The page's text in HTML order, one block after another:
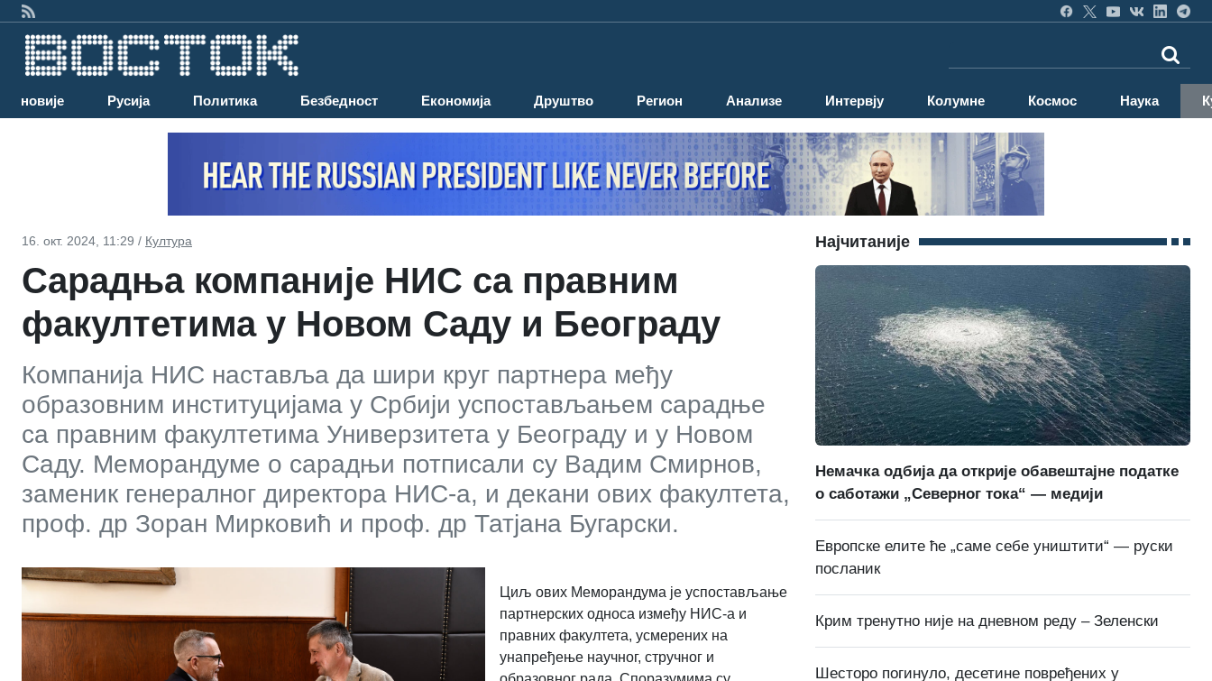
Најновије Русија Политика Безбедност Економија Друштво Регион Анализе Интервју Колумне Космос Наука
16. окт. 2024, 11:29 / Култура
Сарадња компаније НИС са правним
факултетима у Новом Саду и Београду
Компанија НИС наставља да шири круг партнера међу
образовним институцијама у Србији успостављањем сарадње
са правним факултетима Универзитета у Београду и у Новом
Саду. Меморандуме о сарадњи потписали су Вадим Смирнов,
заменик генералног директора НИС-а, и декани ових факултета,
проф. др Зоран Мирковић и проф. др Татјана Бугарски.
Циљ ових Меморандума је успостављање
партнерских односа између НИС-а и
правних факултета, усмерених на
унапређење научног, стручног и
Најчитаније
Немачка одбија да открије обавештајне податке
о саботажи „Северног тока“ — медији
Европске елите ће „саме себе уништити“ — руски
посланик
Крим тренутно није на дневном реду – Зеленски
Шесторо погинуло, десетине повређених у